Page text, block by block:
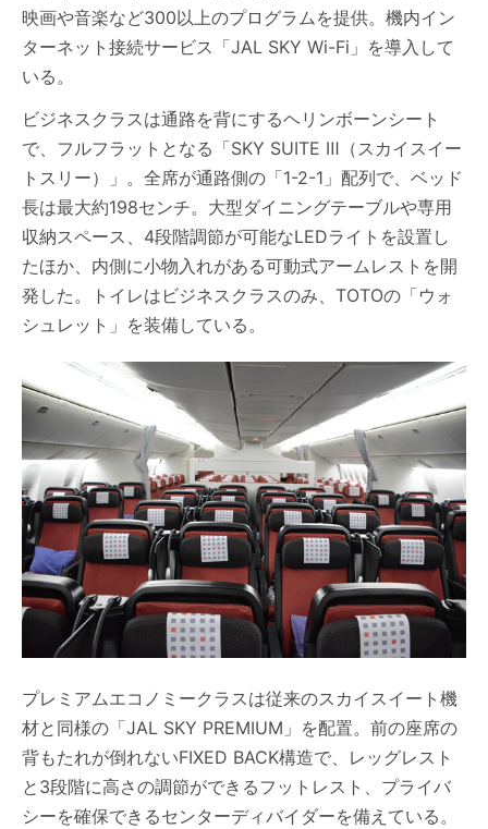
映画や音楽など300以上のプログラムを提供。機内イン
ターネット接続サービス「JAL SKY Wi-Fi」を導入して
いる。
ビジネスクラスは通路を背にするヘリンボーンシート
で、フルフラットとなる「SKY SUITE Ⅲ（スカイスイー
トスリー）」。全席が通路側の「1-2-1」配列で、ベッド
長は最大約198センチ。大型ダイニングテーブルや専用
収納スペース、4段階調節が可能なLEDライトを設置し
たほか、内側に小物入れがある可動式アームレストを開
発した。トイレはビジネスクラスのみ、TOTOの「ウォ
シュレット」を装備している。
プレミアムエコノミークラスは従来のスカイスイート機
材と同様の「JAL SKY PREMIUM」を配置。前の座席の
背もたれが倒れないFIXED BACK構造で、レッグレスト
と3段階に高さの調節ができるフットレスト、プライバ
シーを確保できるセンターディバイダーを備えている。